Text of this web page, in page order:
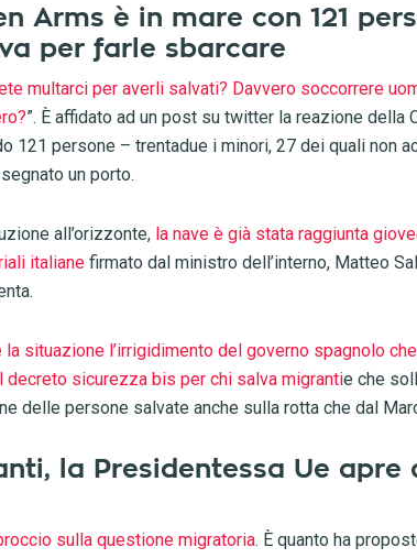
Arms è in mare con 121
per farle sbarcare
multarci per averli salvati? Davvero soccorrere
”. È affidato ad un post su twitter la reazione
121 persone – trentadue i minori, 27 dei quali non
un porto.
all’orizzonte, la nave è già stata raggiunta
italiane firmato dal ministro dell’interno, Matteo
la situazione l’irrigidimento del governo spagnolo
decreto sicurezza bis per chi salva migrantie che
delle persone salvate anche sulla rotta che dal
la Presidentessa Ue apre
sulla questione migratoria. È quanto ha